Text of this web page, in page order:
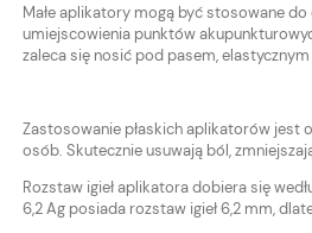
Małe aplikatory mogą być stosowane
umiejscowienia punktów
zaleca się nosić pod pasem,
Zastosowanie płaskich aplikatorów jest
osób. Skutecznie usuwają ból,
Rozstaw igieł aplikatora dobiera się
6,2 Ag posiada rozstaw igieł 6,2 mm,